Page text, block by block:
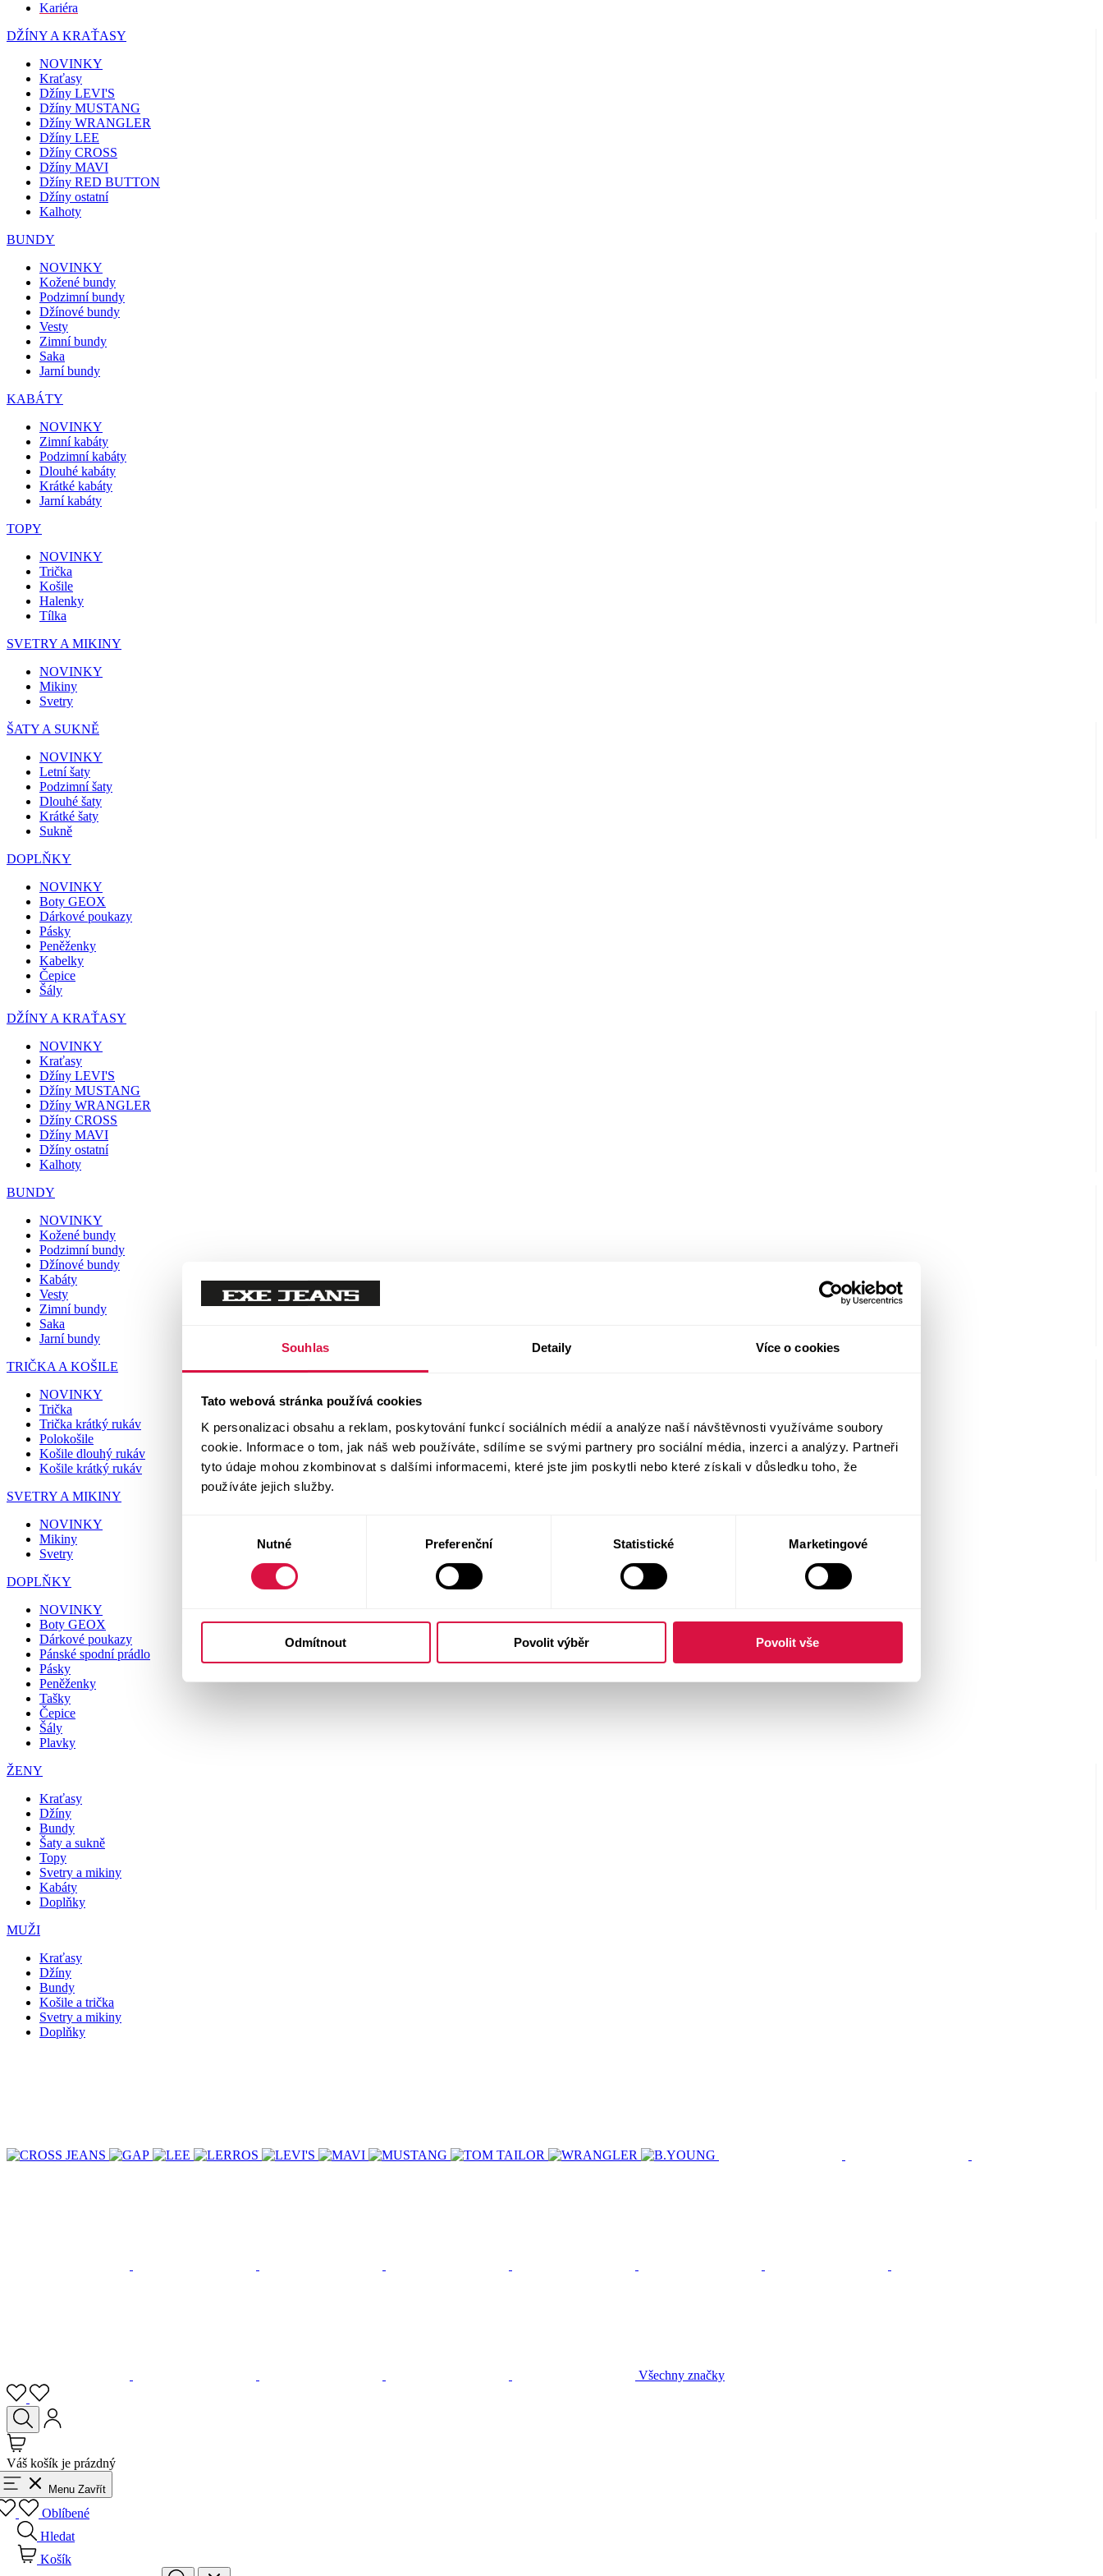
Souhlas Detaily Více o cookies
Tato webová stránka používá cookies
K personalizaci obsahu a reklam, poskytování funkcí sociálních médií a analýze naší návštěvnosti využíváme soubory
cookie. Informace o tom, jak náš web používáte, sdílíme se svými partnery pro sociální média, inzerci a analýzy. Partneři
tyto údaje mohou zkombinovat s dalšími informacemi, které jste jim poskytli nebo které získali v důsledku toho, že
používáte jejich služby.
Nutné Preferenční Statistické Marketingové
Odmítnout Povolit výběr Povolit vše
Kariéra
DŽÍNY A KRAŤASY
NOVINKY
Kraťasy
Džíny LEVI'S
Džíny MUSTANG
Džíny WRANGLER
Džíny LEE
Džíny CROSS
Džíny MAVI
Džíny RED BUTTON
Džíny ostatní
Kalhoty
BUNDY
NOVINKY
Kožené bundy
Podzimní bundy
Džínové bundy
Vesty
Zimní bundy
Saka
Jarní bundy
KABÁTY
NOVINKY
Zimní kabáty
Podzimní kabáty
Dlouhé kabáty
Krátké kabáty
Jarní kabáty
TOPY
NOVINKY
Trička
Košile
Halenky
Tílka
SVETRY A MIKINY
NOVINKY
Mikiny
Svetry
ŠATY A SUKNĚ
NOVINKY
Letní šaty
Podzimní šaty
Dlouhé šaty
Krátké šaty
Sukně
DOPLŇKY
NOVINKY
Boty GEOX
Dárkové poukazy
Pásky
Peněženky
Kabelky
Čepice
Šály
DŽÍNY A KRAŤASY
NOVINKY
Kraťasy
Džíny LEVI'S
Džíny MUSTANG
Džíny WRANGLER
Džíny CROSS
Džíny MAVI
Džíny ostatní
Kalhoty
BUNDY
NOVINKY
Kožené bundy
Podzimní bundy
Džínové bundy
Kabáty
Vesty
Zimní bundy
Saka
Jarní bundy
TRIČKA A KOŠILE
NOVINKY
Trička
Trička krátký rukáv
Polokošile
Košile dlouhý rukáv
Košile krátký rukáv
SVETRY A MIKINY
NOVINKY
Mikiny
Svetry
DOPLŇKY
NOVINKY
Boty GEOX
Dárkové poukazy
Pánské spodní prádlo
Pásky
Peněženky
Tašky
Čepice
Šály
Plavky
ŽENY
Kraťasy
Džíny
Bundy
Šaty a sukně
Topy
Svetry a mikiny
Kabáty
Doplňky
MUŽI
Kraťasy
Džíny
Bundy
Košile a trička
Svetry a mikiny
Doplňky
Všechny značky
Váš košík je prázdný
Menu Zavřít
Oblíbené
Hledat
Košík